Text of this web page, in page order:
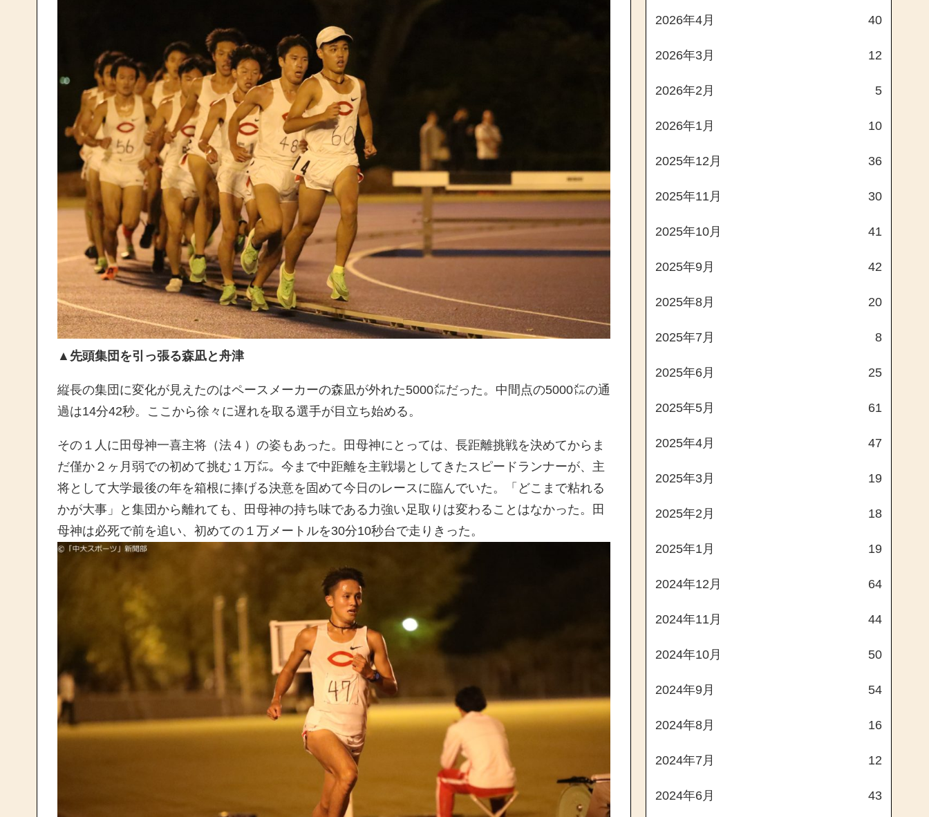
▲先頭集団を引っ張る森凪と舟津
縦長の集団に変化が見えたのはペースメーカーの森凪が外れた5000㍍だった。中間点の5000㍍の通
過は14分42秒。ここから徐々に遅れを取る選手が目立ち始める。
その１人に田母神一喜主将（法４）の姿もあった。田母神にとっては、長距離挑戦を決めてからま
だ僅か２ヶ月弱での初めて挑む１万㍍。今まで中距離を主戦場としてきたスピードランナーが、主
将として大学最後の年を箱根に捧げる決意を固めて今日のレースに臨んでいた。「どこまで粘れる
かが大事」と集団から離れても、田母神の持ち味である力強い足取りは変わることはなかった。田
母神は必死で前を追い、初めての１万メートルを30分10秒台で走りきった。
2026年4月 40
2026年3月 12
2026年2月 5
2026年1月 10
2025年12月 36
2025年11月 30
2025年10月 41
2025年9月 42
2025年8月 20
2025年7月 8
2025年6月 25
2025年5月 61
2025年4月 47
2025年3月 19
2025年2月 18
2025年1月 19
2024年12月 64
2024年11月 44
2024年10月 50
2024年9月 54
2024年8月 16
2024年7月 12
2024年6月 43